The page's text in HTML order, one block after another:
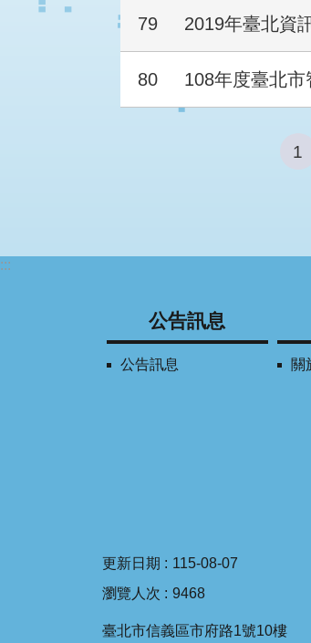
79 2019年臺北資
80 108年度臺北
1
:::
公告訊息
公告訊息 關
更新日期
115-08-07
瀏覽人次
9468
臺北市信義區市府路1號10樓